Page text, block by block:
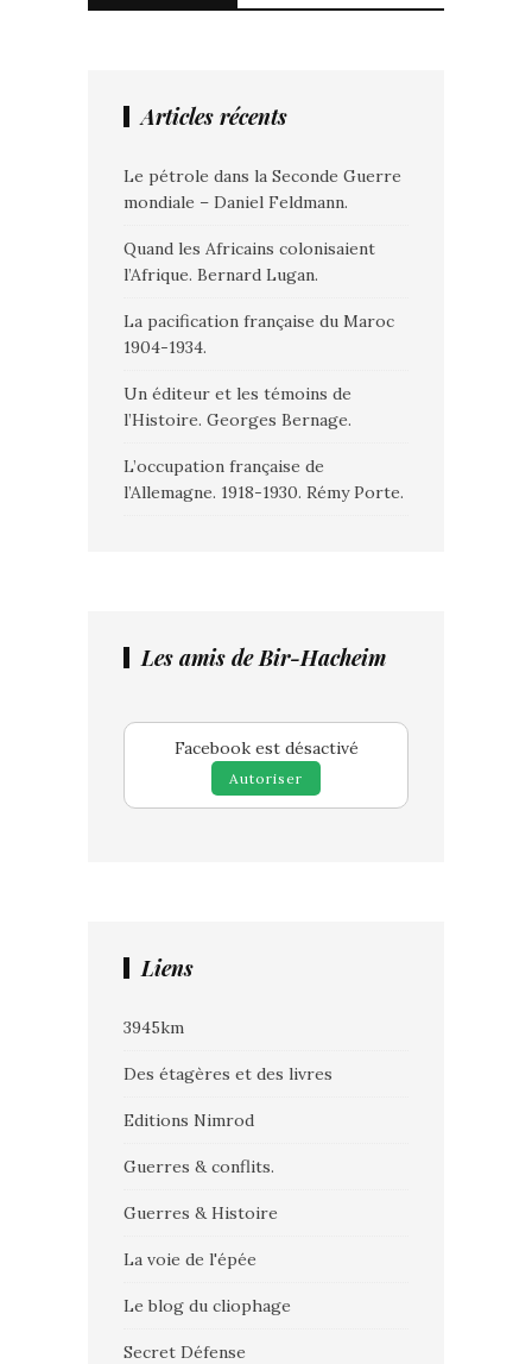
Articles récents
Le pétrole dans la Seconde Guerre
mondiale – Daniel Feldmann.
Quand les Africains colonisaient
l’Afrique. Bernard Lugan.
La pacification française du Maroc
1904-1934.
Un éditeur et les témoins de
l’Histoire. Georges Bernage.
L’occupation française de
l’Allemagne. 1918-1930. Rémy Porte.
Les amis de Bir-Hacheim
Facebook est désactivé
Autoriser
Liens
3945km
Des étagères et des livres
Editions Nimrod
Guerres & conflits.
Guerres & Histoire
La voie de l'épée
Le blog du cliophage
Secret Défense